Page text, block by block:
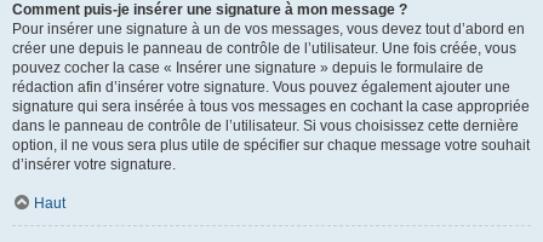
Comment puis-je insérer une signature à mon message ?
Pour insérer une signature à un de vos messages, vous devez tout d’abord en
créer une depuis le panneau de contrôle de l’utilisateur. Une fois créée, vous
pouvez cocher la case « Insérer une signature » depuis le formulaire de
rédaction afin d’insérer votre signature. Vous pouvez également ajouter une
signature qui sera insérée à tous vos messages en cochant la case appropriée
dans le panneau de contrôle de l’utilisateur. Si vous choisissez cette dernière
option, il ne vous sera plus utile de spécifier sur chaque message votre souhait
d’insérer votre signature.
Haut